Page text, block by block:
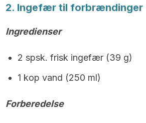
2. Ingefær til forbrændinger
Ingredienser
2 spsk. frisk ingefær (39 g)
1 kop vand (250 ml)
Forberedelse